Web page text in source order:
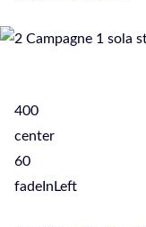
400
center
60
fadeInLeft